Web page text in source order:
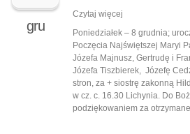
gru
Czytaj więcej
Poniedziałek – 8 grudnia;
Poczęcia Najświętszej Maryi
Józefa Majnusz, Gertrudę i
Józefa Tiszbierek, Józefę
stron, za + siostrę zakonną
w cz. c. 16.30 Lichynia. Do
podziękowaniem za